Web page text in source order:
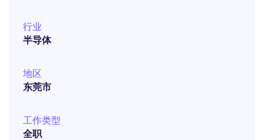
行业
半导体
地区
东莞市
工作类型
全职